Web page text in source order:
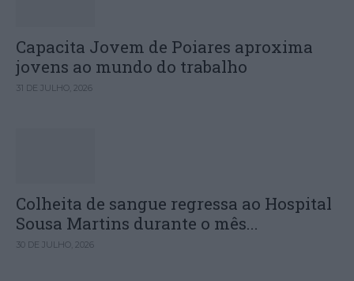
Capacita Jovem de Poiares aproxima
jovens ao mundo do trabalho
31 DE JULHO, 2026
Colheita de sangue regressa ao Hospital
Sousa Martins durante o mês...
30 DE JULHO, 2026